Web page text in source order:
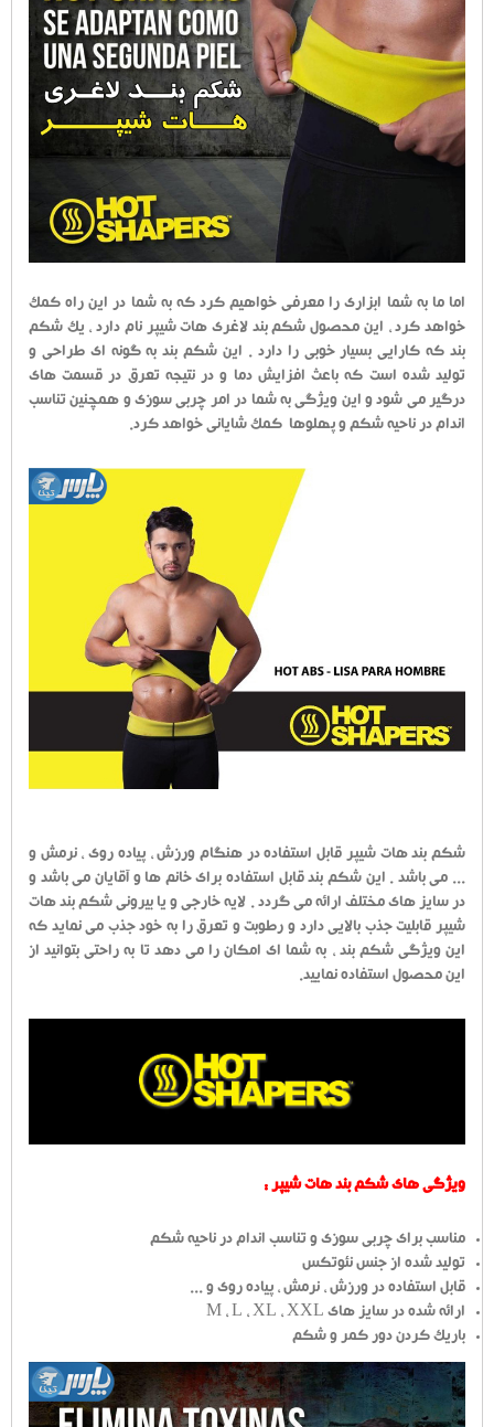
اما ما به شما ابزاری را معرفی خواهیم کرد که به شما در این راه کمک
خواهد کرد ، این محصول شکم بند لاغری هات شیپر نام دارد ، یک شکم
بند که کارایی بسیار خوبی را دارد . این شکم بند به گونه ای طراحی و
تولید شده است که باعث افزایش دما و در نتیجه تعرق در قسمت های
درگیر می شود و این ویژگی به شما در امر چربی سوزی و همچنین تناسب
اندام در ناحیه شکم و پهلوها کمک شایانی خواهد کرد.
شکم بند هات شیپر قابل استفاده در هنگام ورزش ، پیاده روی ، نرمش و
... می باشد . این شکم بند قابل استفاده برای خانم ها و آقایان می باشد و
در سایز های مختلف ارائه می گردد . لایه خارجی و یا بیرونی شکم بند هات
شیپر قابلیت جذب بالایی دارد و رطوبت و تعرق را به خود جذب می نماید که
این ویژگی شکم بند ، به شما ای امکان را می دهد تا به راحتی بتوانید از
این محصول استفاده نمایید.
ویژگی های شکم بند هات شیپر :
مناسب برای چربی سوزی و تناسب اندام در ناحیه شکم
تولید شده از جنس نئوتکس
قابل استفاده در ورزش ، نرمش ، پیاده روی و ...
ارائه شده در سایز های M ، L ، XL ، XXL
باریک کردن دور کمر و شکم